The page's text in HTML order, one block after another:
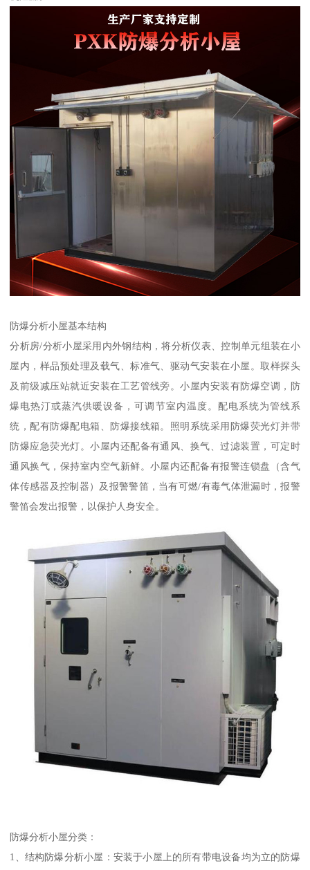
防爆分析小屋基本结构
分析房/分析小屋采用内外钢结构，将分析仪表、控制单元组装在小
屋内，样品预处理及载气、标准气、驱动气安装在小屋。取样探头
及前级减压站就近安装在工艺管线旁。小屋内安装有防爆空调，防
爆电热汀或蒸汽供暖设备，可调节室内温度。配电系统为管线系
统，配有防爆配电箱、防爆接线箱。照明系统采用防爆荧光灯并带
防爆应急荧光灯。小屋内还配备有通风、换气、过滤装置，可定时
通风换气，保持室内空气新鲜。小屋内还配备有报警连锁盘（含气
体传感器及控制器）及报警警笛，当有可燃/有毒气体泄漏时，报警
警笛会发出报警，以保护人身安全。
防爆分析小屋分类：
1、结构防爆分析小屋：安装于小屋上的所有带电设备均为立的防爆